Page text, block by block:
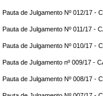
Pauta de Julgamento Nº 012/17 -
Pauta de Julgamento Nº 011/17 -
Pauta de Julgamento Nº 010/17 -
Pauta de Julgamento nº 009/17 -
Pauta de Julgamento Nº 008/17 -